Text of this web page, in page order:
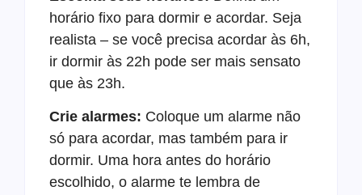
horário fixo para dormir e acordar. Seja
realista – se você precisa acordar às 6h,
ir dormir às 22h pode ser mais sensato
que às 23h.
Crie alarmes: Coloque um alarme não
só para acordar, mas também para ir
dormir. Uma hora antes do horário
escolhido, o alarme te lembra de